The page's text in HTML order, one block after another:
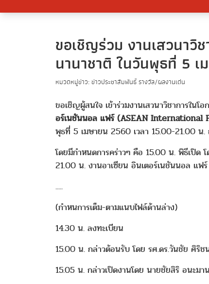
ขอเชิญร่วม งานเสวนาวิ
นานาชาติ ในวันพุธที่ 5
หมวดหมู่ข่าว: ข่าวประชาสัมพันธ์ รางวัล/ผลงานเด่น
ขอเชิญผู้สนใจ เข้าร่วมงานเสวนาวิชาการใน
อร์เนชันนอล แฟร์ (ASEAN International
พุธที่ 5 เมษายน 2560 เวลา 15.00-21.00 น.
โดยมีกำหนดการคร่าวๆ คือ 15.00 น. พิธีเปิด
21.00 น. งานอาเซียน อินเตอร์เนชันนอล แ
.....
(กำหนการเต็ม-ตามแนบไฟล์ด้านล่าง)
14.30 น. ลงทะเบียน
15.00 น. กล่าวต้อนรับ โดย รศ.ดร.วันชัย ศิริ
15.05 น. กล่าวเปิดงานโดย นายชัยสิริ อนะมา